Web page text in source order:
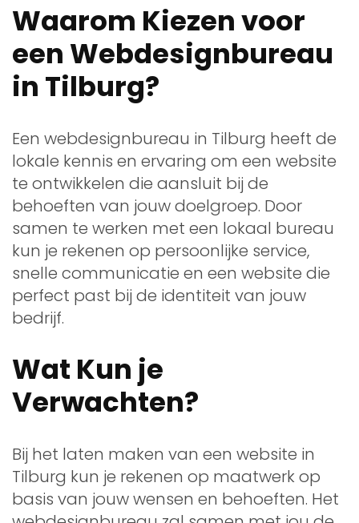
Waarom Kiezen voor
een Webdesignbureau
in Tilburg?
Een webdesignbureau in Tilburg heeft de
lokale kennis en ervaring om een website
te ontwikkelen die aansluit bij de
behoeften van jouw doelgroep. Door
samen te werken met een lokaal bureau
kun je rekenen op persoonlijke service,
snelle communicatie en een website die
perfect past bij de identiteit van jouw
bedrijf.
Wat Kun je
Verwachten?
Bij het laten maken van een website in
Tilburg kun je rekenen op maatwerk op
basis van jouw wensen en behoeften. Het